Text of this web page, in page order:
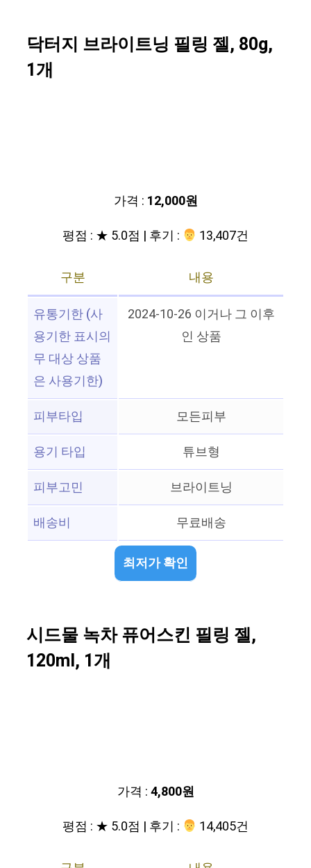
닥터지 브라이트닝 필링 젤, 80g,
1개
가격 : 12,000원
평점 : ★ 5.0점 | 후기 :
‍‍ 13,407건
구분
내용
유통기한 (사
용기한 표시의
무 대상 상품
은 사용기한)
2024-10-26 이거나 그 이후
인 상품
피부타입
모든피부
용기 타입
튜브형
피부고민
브라이트닝
배송비
무료배송
최저가 확인
시드물 녹차 퓨어스킨 필링 젤,
120ml, 1개
가격 :4,800원
평점 : ★ 5.0점 | 후기 :
‍‍ 14,405건